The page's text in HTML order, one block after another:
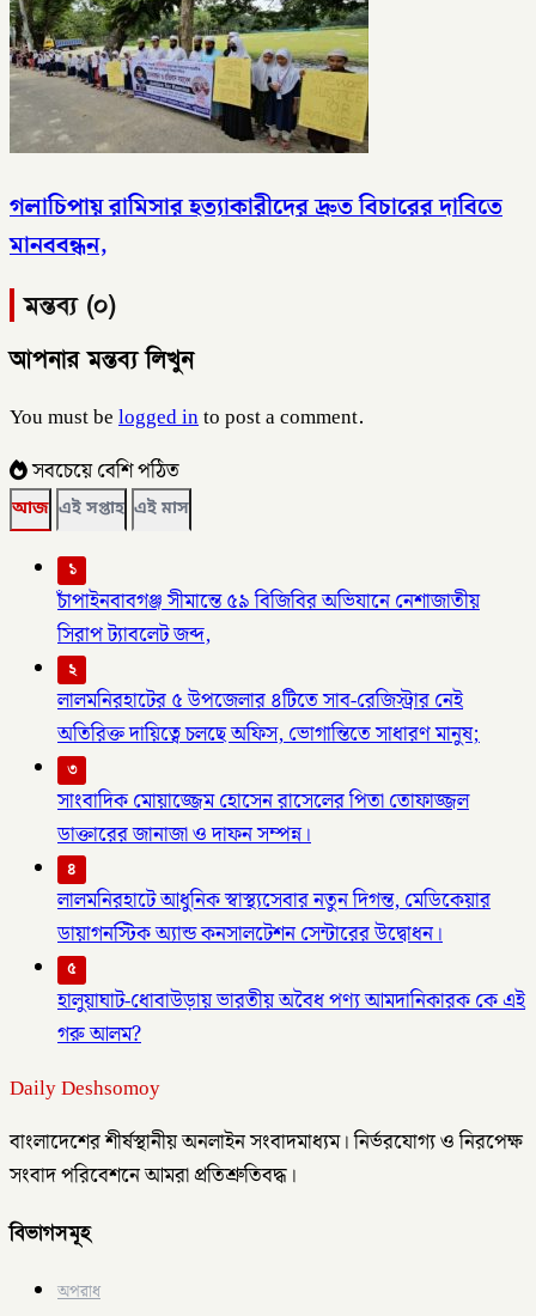
গলাচিপায় রামিসার হত্যাকারীদের দ্রুত বিচারের দাবিতে
মানববন্ধন,
মন্তব্য (০)
আপনার মন্তব্য লিখুন
You must belogged into post a comment.
সবচেয়ে বেশি পঠিত
আজ এই সপ্তাহ এই মাস
১
চাঁপাইনবাবগঞ্জ সীমান্তে ৫৯ বিজিবির অভিযানে নেশাজাতীয়
সিরাপ ট্যাবলেট জব্দ,
২
লালমনিরহাটের ৫ উপজেলার ৪টিতে সাব-রেজিস্ট্রার নেই
অতিরিক্ত দায়িত্বে চলছে অফিস, ভোগান্তিতে সাধারণ মানুষ;
৩
সাংবাদিক মোয়াজ্জেম হোসেন রাসেলের পিতা তোফাজ্জল
ডাক্তারের জানাজা ও দাফন সম্পন্ন।
৪
লালমনিরহাটে আধুনিক স্বাস্থ্যসেবার নতুন দিগন্ত, মেডিকেয়ার
ডায়াগনস্টিক অ্যান্ড কনসালটেশন সেন্টারের উদ্বোধন।
৫
হালুয়াঘাট-ধোবাউড়ায় ভারতীয় অবৈধ পণ্য আমদানিকারক কে এই
গরু আলম?
Daily Deshsomoy
বাংলাদেশের শীর্ষস্থানীয় অনলাইন সংবাদমাধ্যম। নির্ভরযোগ্য ও নিরপেক্ষ
সংবাদ পরিবেশনে আমরা প্রতিশ্রুতিবদ্ধ।
বিভাগসমূহ
অপরাধ